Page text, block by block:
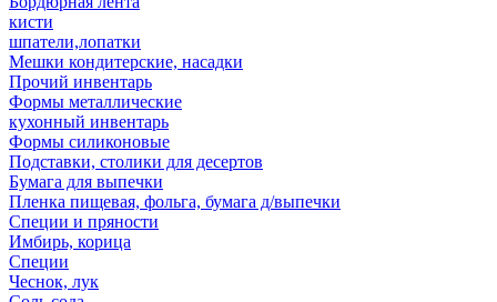
кисти
шпатели,лопатки
Мешки кондитерские, насадки
Прочий инвентарь
Формы металлические
кухонный инвентарь
Формы силиконовые
Подставки, столики для десертов
Бумага для выпечки
Пленка пищевая, фольга, бумага д/выпечки
Специи и пряности
Имбирь, корица
Специи
Чеснок, лук